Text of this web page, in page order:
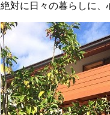
絶対に日々の暮らしに